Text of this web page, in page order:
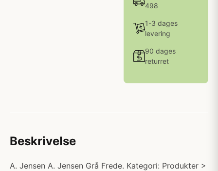
498
1-3 dages
levering
90 dages
returret
Beskrivelse
A. Jensen A. Jensen Grå Frede. Kategori: Produkter >